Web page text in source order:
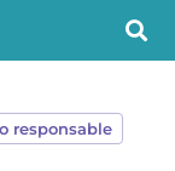
responsable